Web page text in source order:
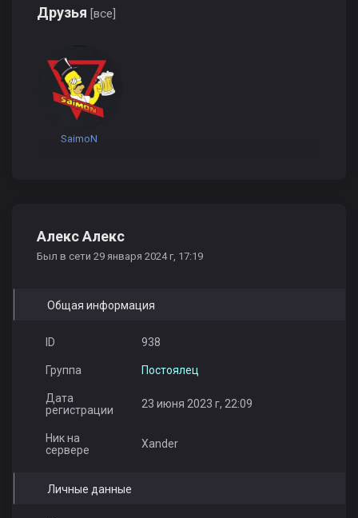
Друзья [все]
SaimoN
Алекс Алекс
Был в сети 29 января 2024 г, 17:19
Общая информация
ID 938
Группа Постоялец
Дата
регистрации
23 июня 2023 г, 22:09
Ник на
сервере
Xander
Личные данные